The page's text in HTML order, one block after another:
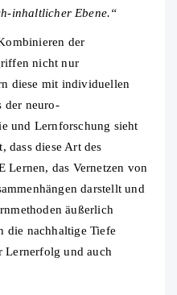
inhaltlicher Ebene.“
der
nicht nur
diese mit individuellen
der neuro-
und Lernforschung sieht
dass diese Art des
Lernen, das Vernetzen von
darstellt und
äußerlich
die nachhaltige Tiefe
Lernerfolg und auch